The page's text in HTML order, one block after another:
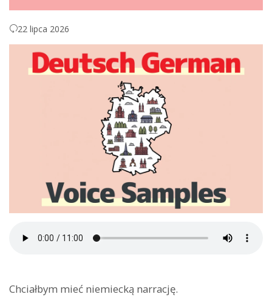
22 lipca 2026
Chciałbym mieć niemiecką narrację.